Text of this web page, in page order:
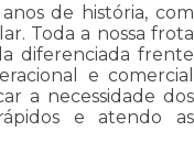
de história, com
Toda a nossa frota
diferenciada frente
e comercial
a necessidade dos
e atendo as